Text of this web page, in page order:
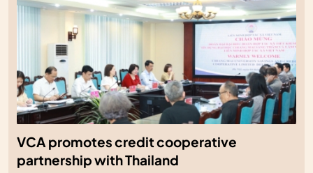
VCA promotes credit cooperative
partnership with Thailand